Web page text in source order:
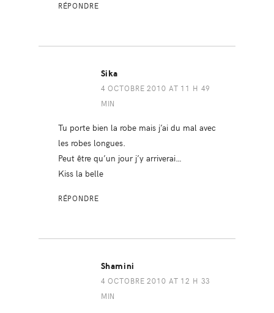
RÉPONDRE
Sika
4 OCTOBRE 2010 AT 11 H 49
MIN
Tu porte bien la robe mais j’ai du mal avec
les robes longues.
Peut être qu’un jour j’y arriverai…
Kiss la belle
RÉPONDRE
Shamini
4 OCTOBRE 2010 AT 12 H 33
MIN